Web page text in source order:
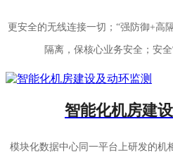
更安全的无线连接一切；“强防御+高
隔离，保核心业务安全；安
智能化机房建
模块化数据中心同一平台上研发的机